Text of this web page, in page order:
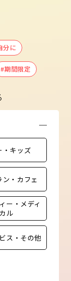
分に
#期間限定
・キッズ
ン・カフェ
ー・メディ
カル
ス・その他